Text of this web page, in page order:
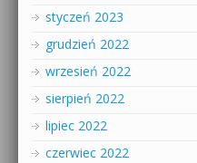
styczeń 2023
grudzień 2022
wrzesień 2022
sierpień 2022
lipiec 2022
czerwiec 2022